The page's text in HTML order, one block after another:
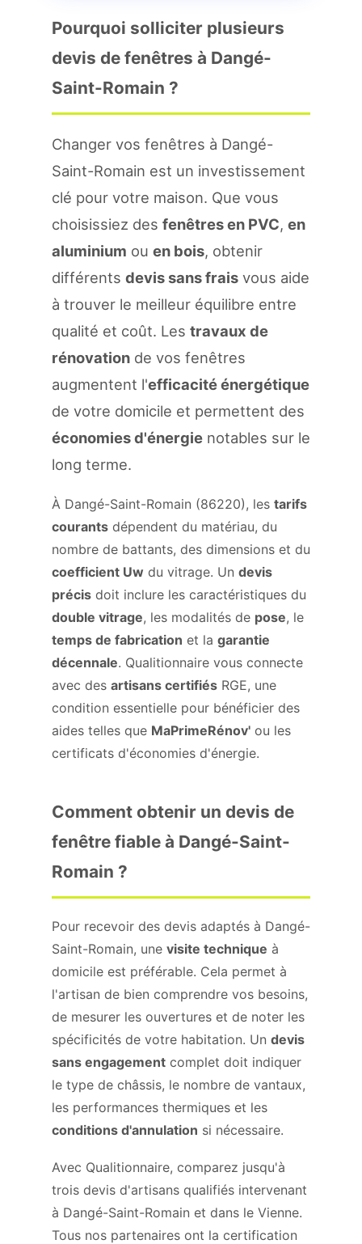
Pourquoi solliciter plusieurs
devis de fenêtres à Dangé-
Saint-Romain ?
Changer vos fenêtres à Dangé-
Saint-Romain est un investissement
clé pour votre maison. Que vous
choisissiez des fenêtres en PVC, en
aluminium ou en bois, obtenir
différents devis sans frais vous aide
à trouver le meilleur équilibre entre
qualité et coût. Les travaux de
rénovation de vos fenêtres
augmentent l'efficacité énergétique
de votre domicile et permettent des
économies d'énergie notables sur le
long terme.
À Dangé-Saint-Romain (86220), les tarifs
courants dépendent du matériau, du
nombre de battants, des dimensions et du
coefficient Uw du vitrage. Un devis
précis doit inclure les caractéristiques du
double vitrage, les modalités de pose, le
temps de fabrication et la garantie
décennale. Qualitionnaire vous connecte
avec des artisans certifiés RGE, une
condition essentielle pour bénéficier des
aides telles que MaPrimeRénov' ou les
certificats d'économies d'énergie.
Comment obtenir un devis de
fenêtre fiable à Dangé-Saint-
Romain ?
Pour recevoir des devis adaptés à Dangé-
Saint-Romain, une visite technique à
domicile est préférable. Cela permet à
l'artisan de bien comprendre vos besoins,
de mesurer les ouvertures et de noter les
spécificités de votre habitation. Un devis
sans engagement complet doit indiquer
le type de châssis, le nombre de vantaux,
les performances thermiques et les
conditions d'annulation si nécessaire.
Avec Qualitionnaire, comparez jusqu'à
trois devis d'artisans qualifiés intervenant
à Dangé-Saint-Romain et dans le Vienne.
Tous nos partenaires ont la certification